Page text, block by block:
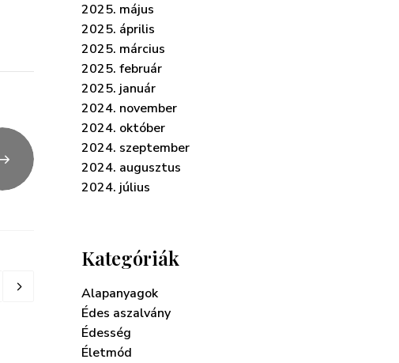
2025. május
2025. április
2025. március
2025. február
2025. január
2024. november
2024. október
2024. szeptember
2024. augusztus
2024. július
Kategóriák
Alapanyagok
Édes aszalvány
Édesség
Életmód